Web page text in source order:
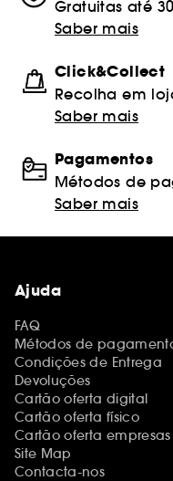
Gratuitas até
Saber mais
Click&Collect
Recolha em
Saber mais
Pagamentos
Métodos de
Saber mais
Ajuda
FAQ
Métodos de
Condições de Entrega
Devoluções
Cartão oferta digital
Cartão oferta físico
Cartão oferta empresas
Site Map
Contacta-nos